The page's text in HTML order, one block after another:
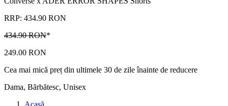
RRP: 434.90 RON
434.90 RON*
249.00 RON
Cea mai mică preț din ultimele 30 de zile înainte de reducere
Dama, Bărbătesc, Unisex
Acasă